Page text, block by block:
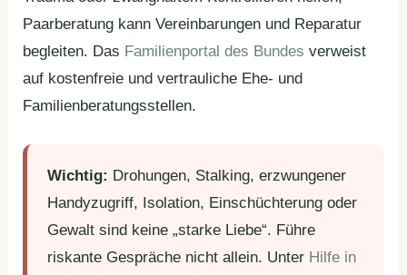
Paarberatung kann Vereinbarungen und Reparatur
begleiten. Das Familienportal des Bundes verweist
auf kostenfreie und vertrauliche Ehe- und
Familienberatungsstellen.
Wichtig: Drohungen, Stalking, erzwungener
Handyzugriff, Isolation, Einschüchterung oder
Gewalt sind keine „starke Liebe“. Führe
riskante Gespräche nicht allein. Unter Hilfe in